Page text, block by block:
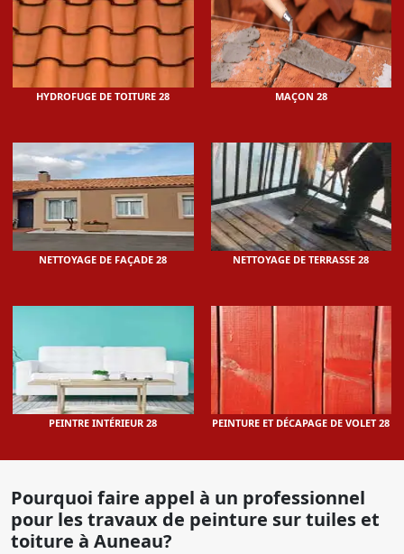
HYDROFUGE DE TOITURE 28 MAÇON 28
NETTOYAGE DE FAÇADE 28 NETTOYAGE DE TERRASSE 28
PEINTRE INTÉRIEUR 28 PEINTURE ET DÉCAPAGE DE VOLET 28
Pourquoi faire appel à un professionnel
pour les travaux de peinture sur tuiles et
toiture à Auneau?